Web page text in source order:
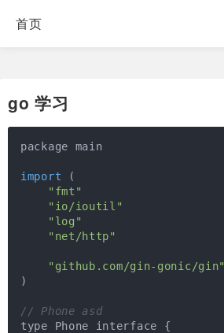
首页
go 学习
package main
import
(
"fmt"
"io/ioutil"
"log"
"net/http"
"github.com/gin-gonic/gin"
)
// Phone asd
type Phone interface {